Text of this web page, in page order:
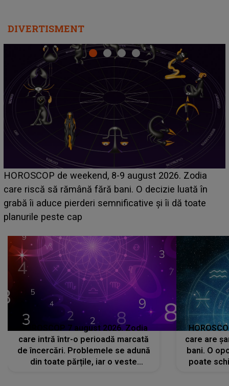
DIVERTISMENT
Emanuel a ținut ACEST DETALIU ASCUNS până
acum! În fața Alexandrei, concurentul din Casa Iubirii
face o MĂRTURISIRE NEAȘTEPTATĂ despre mama
sa: "I-am spus și ei în față, eu nu te iubesc pentru
HOROSCOP 7 august 2026. Zodia
care intră într-o perioadă marcată
de încercări. Problemele se adună
din toate părțile, iar o veste
care are
bani. O
poate